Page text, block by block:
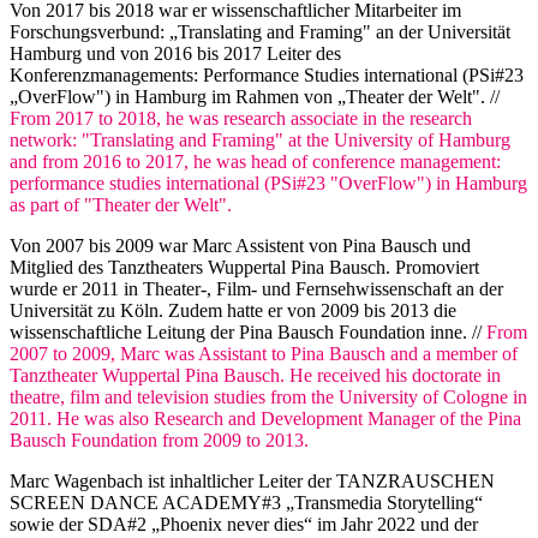
Von 2017 bis 2018 war er wissenschaftlicher Mitarbeiter im
Forschungsverbund: „Translating and Framing" an der Universität
Hamburg und von 2016 bis 2017 Leiter des
Konferenzmanagements: Performance Studies international (PSi#23
„OverFlow") in Hamburg im Rahmen von „Theater der Welt". //
From 2017 to 2018, he was research associate in the research
network: "Translating and Framing" at the University of Hamburg
and from 2016 to 2017, he was head of conference management:
performance studies international (PSi#23 "OverFlow") in Hamburg
as part of "Theater der Welt".
Von 2007 bis 2009 war Marc Assistent von Pina Bausch und
Mitglied des Tanztheaters Wuppertal Pina Bausch. Promoviert
wurde er 2011 in Theater-, Film- und Fernsehwissenschaft an der
Universität zu Köln. Zudem hatte er von 2009 bis 2013 die
wissenschaftliche Leitung der Pina Bausch Foundation inne. //From
2007 to 2009, Marc was Assistant to Pina Bausch and a member of
Tanztheater Wuppertal Pina Bausch. He received his doctorate in
theatre, film and television studies from the University of Cologne in
2011. He was also Research and Development Manager of the Pina
Bausch Foundation from 2009 to 2013.
Marc Wagenbach ist inhaltlicher Leiter der TANZRAUSCHEN
SCREEN DANCE ACADEMY#3 „Transmedia Storytelling“
sowie der SDA#2 „Phoenix never dies“ im Jahr 2022 und der